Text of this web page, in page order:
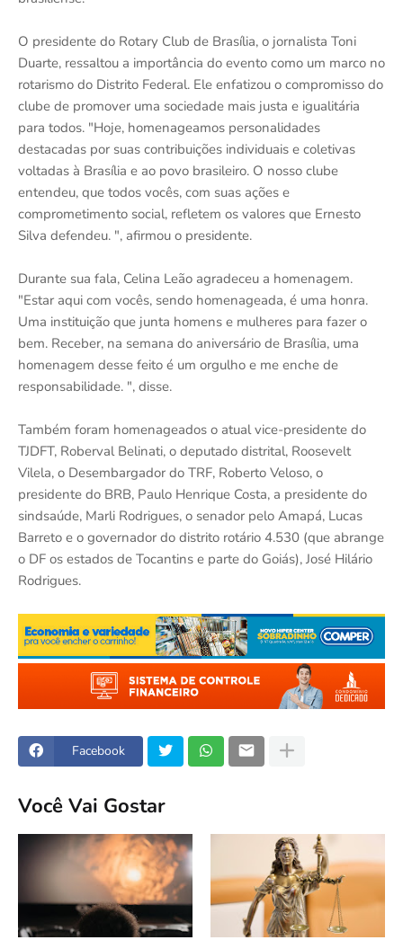
O presidente do Rotary Club de Brasília, o jornalista Toni
Duarte, ressaltou a importância do evento como um marco no
rotarismo do Distrito Federal. Ele enfatizou o compromisso do
clube de promover uma sociedade mais justa e igualitária
para todos. "Hoje, homenageamos personalidades
destacadas por suas contribuições individuais e coletivas
voltadas à Brasília e ao povo brasileiro. O nosso clube
entendeu, que todos vocês, com suas ações e
comprometimento social, refletem os valores que Ernesto
Silva defendeu. ", afirmou o presidente.
Durante sua fala, Celina Leão agradeceu a homenagem.
"Estar aqui com vocês, sendo homenageada, é uma honra.
Uma instituição que junta homens e mulheres para fazer o
bem. Receber, na semana do aniversário de Brasília, uma
homenagem desse feito é um orgulho e me enche de
responsabilidade. ", disse.
Também foram homenageados o atual vice-presidente do
TJDFT, Roberval Belinati, o deputado distrital, Roosevelt
Vilela, o Desembargador do TRF, Roberto Veloso, o
presidente do BRB, Paulo Henrique Costa, a presidente do
sindsaúde, Marli Rodrigues, o senador pelo Amapá, Lucas
Barreto e o governador do distrito rotário 4.530 (que abrange
o DF os estados de Tocantins e parte do Goiás), José Hilário
Rodrigues.
Facebook
Você Vai Gostar